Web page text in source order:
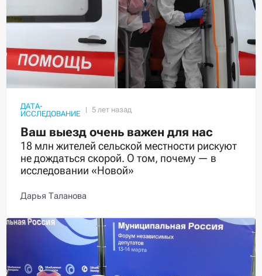
ДАТА-
ИССЛЕДОВАНИЕ
Ваш выезд очень важен для нас
18 млн жителей сельской местности рискуют
не дождаться скорой. О том, почему — в
исследовании «Новой»
Дарья Таланова